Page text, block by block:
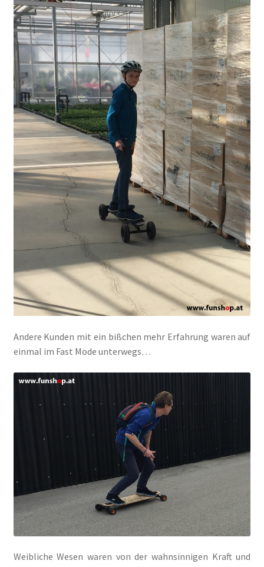
Andere Kunden mit ein bißchen mehr Erfahrung waren auf
einmal im Fast Mode unterwegs…
Weibliche Wesen waren von der wahnsinnigen Kraft und